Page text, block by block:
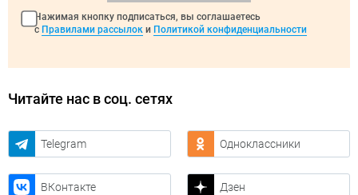
Нажимая кнопку подписаться, вы соглашаетесь
с Правилами рассылок и Политикой конфиденциальности
Читайте нас в соц. сетях
Telegram Одноклассники
ВКонтакте Дзен